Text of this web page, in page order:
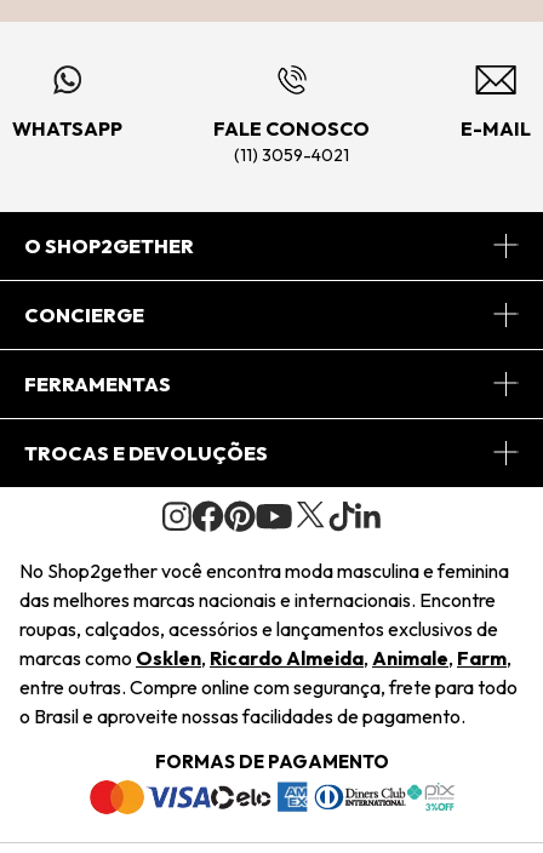
WHATSAPP FALE CONOSCO
(11) 3059-4021
E-MAIL
O SHOP2GETHER
Sobre Nós
Journal
Saiu na Mídia
Sustentabilidade
Navegando
Termos e Condições
Trabalhe Conosco
CONCIERGE
Central de Relacionamento
Regulamento e Promoções
FERRAMENTAS
Minha Conta
Pedido de Presente
Wishlist
TROCAS E DEVOLUÇÕES
Condições Gerais
Troca Fácil
Restituição de Pagamento
Dúvidas Frequentes
Termos e Condições
Política de Privacidade
No Shop2gether você encontra moda masculina e feminina
das melhores marcas nacionais e internacionais. Encontre
roupas, calçados, acessórios e lançamentos exclusivos de
marcas como Osklen, Ricardo Almeida, Animale, Farm,
entre outras. Compre online com segurança, frete para todo
o Brasil e aproveite nossas facilidades de pagamento.
FORMAS DE PAGAMENTO